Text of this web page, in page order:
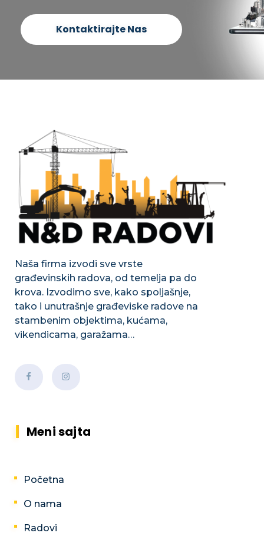
Kontaktirajte Nas
Naša firma izvodi sve vrste
građevinskih radova, od temelja pa do
krova. Izvodimo sve, kako spoljašnje,
tako i unutrašnje građeviske radove na
stambenim objektima, kućama,
vikendicama, garažama…
Meni sajta
Početna
O nama
Radovi